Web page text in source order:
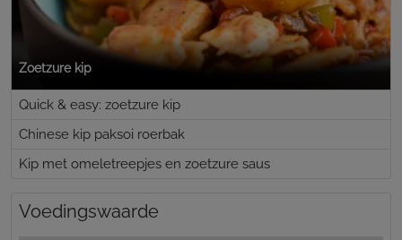
Zoetzure kip
Quick & easy: zoetzure kip
Chinese kip paksoi roerbak
Kip met omeletreepjes en zoetzure saus
Voedingswaarde